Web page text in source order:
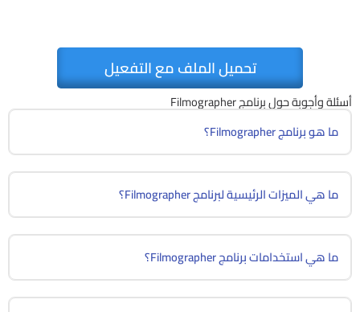
تحميل الملف مع التفعيل
أسئلة وأجوبة حول برنامج Filmographer
ما هو برنامج Filmographer؟
ما هي الميزات الرئيسية لبرنامج Filmographer؟
ما هي استخدامات برنامج Filmographer؟